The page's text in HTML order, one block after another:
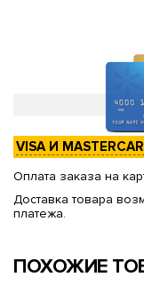
VISA И
Оплата заказа на
Доставка товара
платежа.
ПОХОЖИЕ